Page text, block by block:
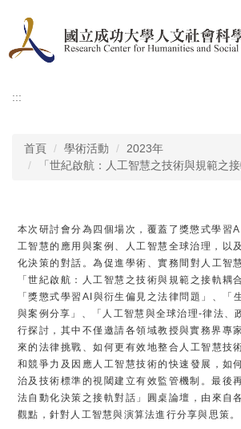
要
容
:::
首頁 學術活動
2023年
「世紀啟航：人工智慧之技術與規範之
本次研討會分為四個場次，覆蓋了獎懲式學習
工智慧的應用與案例、人工智慧全球治理，以
化決策的對話。為促進學術、實務間對人工智
「世紀啟航：人工智慧之技術與規範之接軌耦
「獎懲式學習AI與衍生偏見之法律問題」、「
與案例分享」、「人工智慧與全球治理-律法、
行探討，其中不僅邀請各領域教授與實務界專
來的法律挑戰、如何更有效地整合人工智慧技
和競爭力及因應人工智慧技術的快速發展，如
治及技術標準的視閾建立有效監管機制。最後
法自動化決策之接軌對話」圓桌論壇，由來自
觀點，針對人工智慧與演算法進行分享與思策。